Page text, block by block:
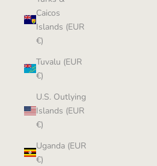
Caicos
Islands (EUR
€)
Tuvalu (EUR
€)
U.S. Outlying
Islands (EUR
€)
Uganda (EUR
€)